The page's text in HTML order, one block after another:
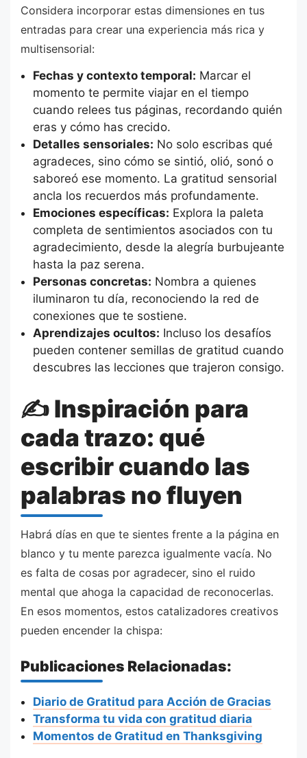
Considera incorporar estas dimensiones en tus
entradas para crear una experiencia más rica y
multisensorial:
Fechas y contexto temporal: Marcar el
momento te permite viajar en el tiempo
cuando relees tus páginas, recordando quién
eras y cómo has crecido.
Detalles sensoriales: No solo escribas qué
agradeces, sino cómo se sintió, olió, sonó o
saboreó ese momento. La gratitud sensorial
ancla los recuerdos más profundamente.
Emociones específicas: Explora la paleta
completa de sentimientos asociados con tu
agradecimiento, desde la alegría burbujeante
hasta la paz serena.
Personas concretas: Nombra a quienes
iluminaron tu día, reconociendo la red de
conexiones que te sostiene.
Aprendizajes ocultos: Incluso los desafíos
pueden contener semillas de gratitud cuando
descubres las lecciones que trajeron consigo.
✍️ Inspiración para
cada trazo: qué
escribir cuando las
palabras no fluyen
Habrá días en que te sientes frente a la página en
blanco y tu mente parezca igualmente vacía. No
es falta de cosas por agradecer, sino el ruido
mental que ahoga la capacidad de reconocerlas.
En esos momentos, estos catalizadores creativos
pueden encender la chispa:
Publicaciones Relacionadas:
Diario de Gratitud para Acción de Gracias
Transforma tu vida con gratitud diaria
Momentos de Gratitud en Thanksgiving